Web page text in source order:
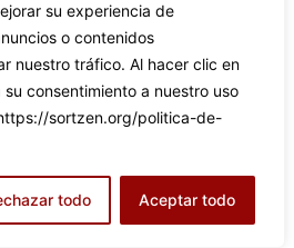
su experiencia de
o contenidos
nuestro tráfico. Al hacer clic en
consentimiento a nuestro uso
sortzen.org/politica-de-
todo Aceptar todo